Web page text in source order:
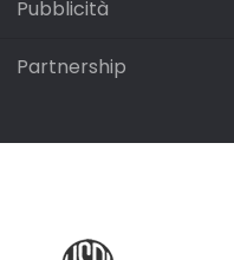
Pubblicità
Partnership